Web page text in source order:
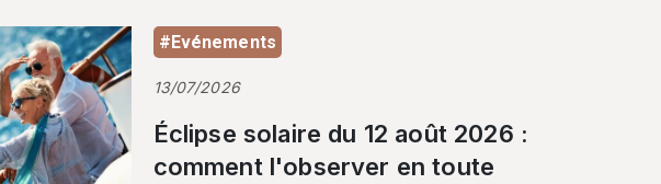
#Evénements
13/07/2026
Éclipse solaire du 12 août 2026 :
comment l'observer en toute